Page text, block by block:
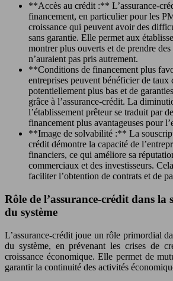
**Accès au crédit :** L’assurance-
financement, en particulier pour les
croissance qui peuvent avoir des
sans garantie. Elle permet aux
montrer plus ouverts et de prendre des
n’auraient pas pris autrement.
**Conditions de financement plus
entreprises peuvent bénéficier de taux
potentiellement plus bas et de
grâce à l’assurance-crédit. La
l’établissement prêteur se traduit par
financement plus avantageuses pour
**Image de solvabilité :** La
crédit démontre la capacité de
financiers, ce qui améliore sa
commerciaux et des investisseurs.
faciliter l’obtention de contrats et de
Rôle de l’assurance-crédit dans la
du système
L’assurance-crédit joue un rôle primordial
du système, en prévenant les crises de
croissance économique. Elle permet de
garantir la continuité des activités